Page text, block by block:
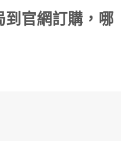
到官網訂購，哪